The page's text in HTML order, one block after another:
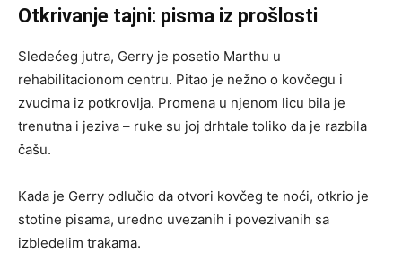
Otkrivanje tajni: pisma iz prošlosti
Sledećeg jutra, Gerry je posetio Marthu u
rehabilitacionom centru. Pitao je nežno o kovčegu i
zvucima iz potkrovlja. Promena u njenom licu bila je
trenutna i jeziva – ruke su joj drhtale toliko da je razbila
čašu.
Kada je Gerry odlučio da otvori kovčeg te noći, otkrio je
stotine pisama, uredno uvezanih i povezivanih sa
izbledelim trakama.